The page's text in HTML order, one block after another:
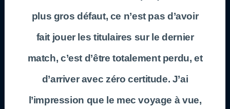
plus gros défaut, ce n’est pas d’avoir
fait jouer les titulaires sur le dernier
match, c’est d’être totalement perdu, et
d’arriver avec zéro certitude. J’ai
l’impression que le mec voyage à vue,